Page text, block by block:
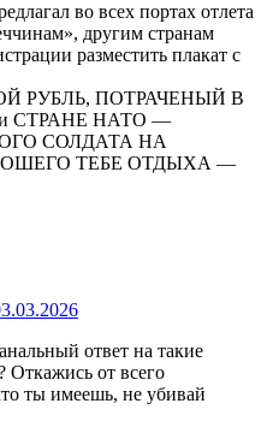
во всех портах отлета
другим странам
разместить плакат с
РУБЛЬ, ПОТРАЧЕНЫЙ В
СТРАНЕ НАТО —
СОЛДАТА НА
ТЕБЕ ОТДЫХА —
ответ на такие
Откажись от всего
ты имеешь, не убивай